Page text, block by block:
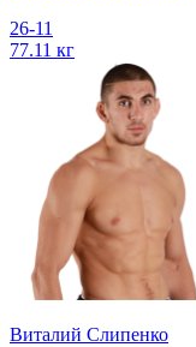
26-11
77.11 кг
Виталий Слипенко